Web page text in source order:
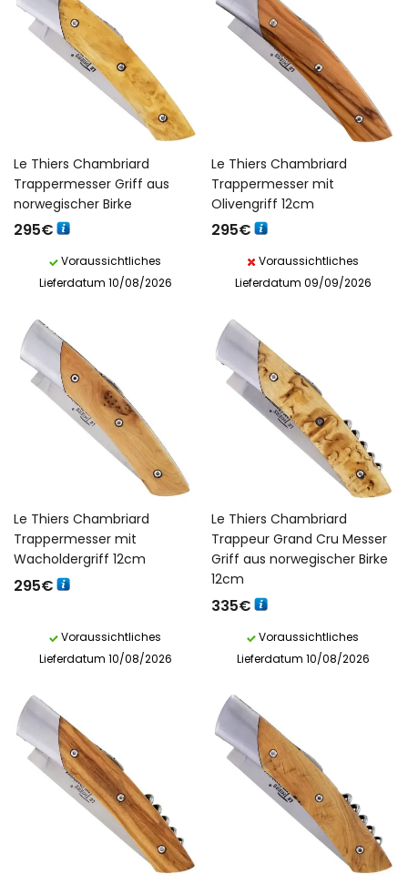
Le Thiers Chambriard
Trappermesser Griff aus
norwegischer Birke
295€
Voraussichtliches
Lieferdatum 10/08/2026
Le Thiers Chambriard
Trappermesser mit
Olivengriff 12cm
295€
Voraussichtliches
Lieferdatum 09/09/2026
Le Thiers Chambriard
Trappermesser mit
Wacholdergriff 12cm
295€
Voraussichtliches
Lieferdatum 10/08/2026
Le Thiers Chambriard
Trappeur Grand Cru Messer
Griff aus norwegischer Birke
12cm
335€
Voraussichtliches
Lieferdatum 10/08/2026